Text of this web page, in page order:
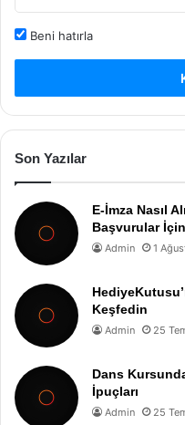
Beni hatırla
Son Yazılar
E-İmza Nasıl
Başvurular
Admin 1
Keşfedin
Admin 25
Dans
İpuçları
Admin 25